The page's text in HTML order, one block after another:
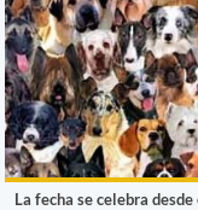
La fecha se celebra